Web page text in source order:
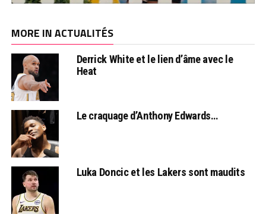
MORE IN ACTUALITÉS
Derrick White et le lien d’âme avec le
Heat
Le craquage d’Anthony Edwards…
Luka Doncic et les Lakers sont maudits